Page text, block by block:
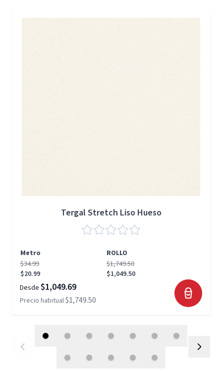
Tergal Stretch Liso Hueso
Metro
ROLLO
$34.99
$20.99
$1,749.50
$1,049.50
Desde $1,049.69
Precio habitual$1,749.50